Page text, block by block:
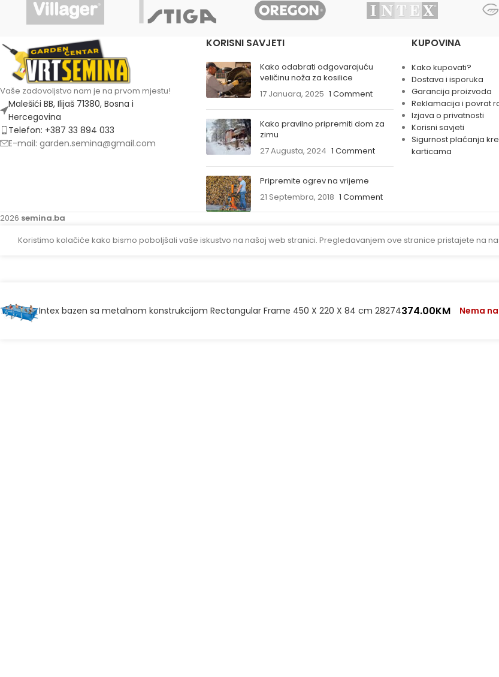
Vaše zadovoljstvo nam je na prvom mjestu!
Malešići BB, Ilijaš 71380, Bosna i
Hercegovina
Telefon: +387 33 894 033
E-mail: garden.semina@gmail.com
KORISNI SAVJETI
Kako odabrati odgovarajuću
veličinu noža za kosilice
17 Januara, 2025 1 Comment
Kako pravilno pripremiti dom za
zimu
27 Augusta, 2024 1 Comment
Pripremite ogrev na vrijeme
21 Septembra, 2018 1 Comment
KUPOVINA
Kako kupovati?
Dostava i isporuka
Garancija proizvoda
Reklamacija i povrat
Izjava o privatnosti
Korisni savjeti
Sigurnost plaćanja
karticama
2026 semina.ba
Koristimo kolačiće kako bismo poboljšali vaše iskustvo na našoj web stranici. Pregledavanjem ove stranice pristajete na
Intex bazen sa metalnom konstrukcijom Rectangular Frame 450 X 220 X 84 cm 28274374.00KM Nema